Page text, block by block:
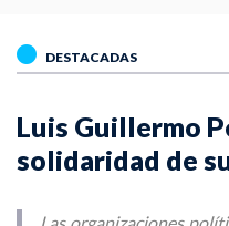
DESTACADAS
Luis Guillermo
solidaridad de